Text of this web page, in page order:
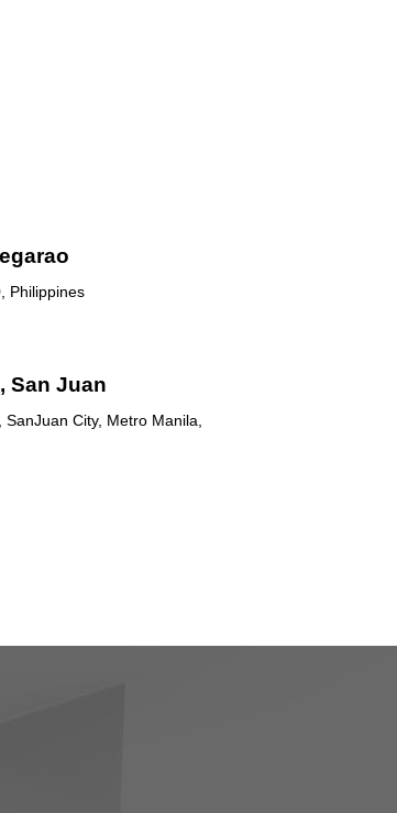
Philippines
San Juan
City, Metro Manila,